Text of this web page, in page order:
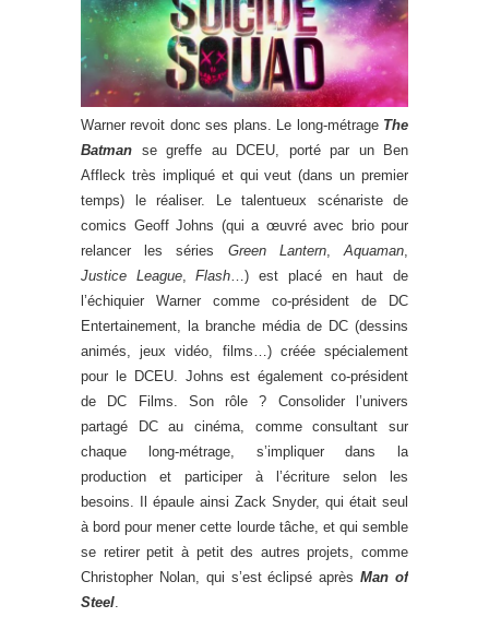
Warner revoit donc ses plans. Le long-métrage The
Batman se greffe au DCEU, porté par un Ben
Affleck très impliqué et qui veut (dans un premier
temps) le réaliser. Le talentueux scénariste de
comics Geoff Johns (qui a œuvré avec brio pour
relancer les séries Green Lantern,Aquaman
Justice League,Flash …) est placé en haut de
l’échiquier Warner comme co-président de DC
Entertainement, la branche média de DC (dessins
animés, jeux vidéo, films…) créée spécialement
pour le DCEU. Johns est également co-président
de DC Films. Son rôle ? Consolider l’univers
partagé DC au cinéma, comme consultant sur
chaque long-métrage, s’impliquer dans la
production et participer à l’écriture selon les
besoins. Il épaule ainsi Zack Snyder, qui était seul
à bord pour mener cette lourde tâche, et qui semble
se retirer petit à petit des autres projets, comme
Christopher Nolan, qui s’est éclipsé aprèsMan of
Steel